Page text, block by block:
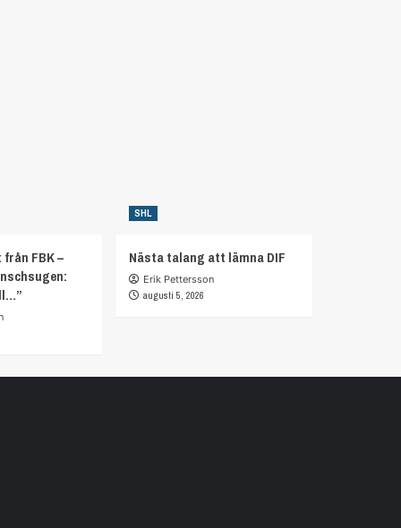
FBK –
SHL
Nästa talang att lämna DIF
Erik Pettersson
augusti 5, 2026